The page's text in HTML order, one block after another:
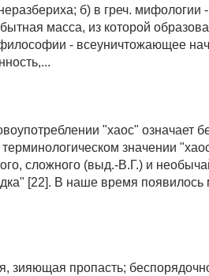
б) в греч. мифологии -
масса, из которой
- всеуничтожающее
"хаос" означает
значении
сложного (выд.-В.Г.) и
[22]. В наше время появилось
зияющая пропасть;